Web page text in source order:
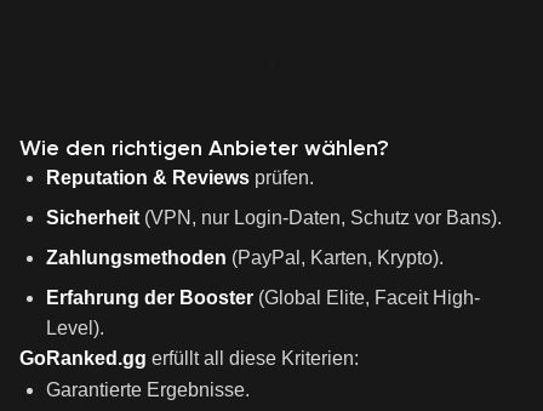
Wie den richtigen Anbieter wählen?
Reputation & Reviews prüfen.
Sicherheit (VPN, nur Login-Daten, Schutz vor Bans).
Zahlungsmethoden (PayPal, Karten, Krypto).
Erfahrung der Booster (Global Elite, Faceit High-
Level).
GoRanked.gg erfüllt all diese Kriterien:
Garantierte Ergebnisse.